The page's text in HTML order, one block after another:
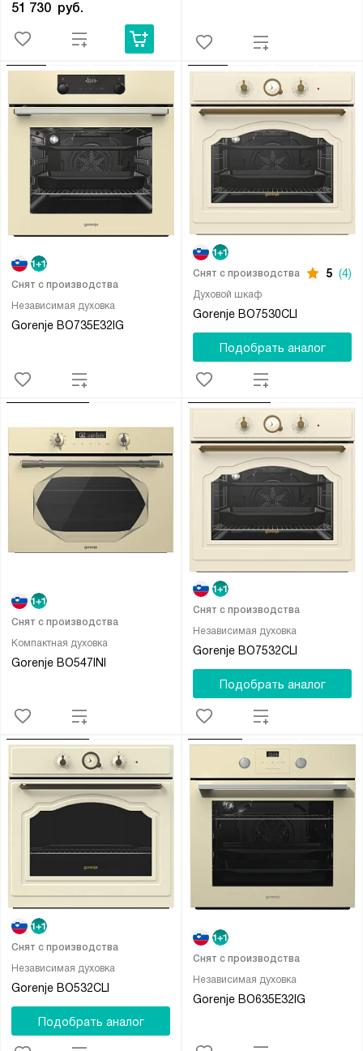
51 730 руб.
Независимая духовка
Gorenje BO735E32IG
Снят с производства
Духовой шкаф
Gorenje BO7530CLI
Снят с производства 5 (4)
Подобрать аналог
Компактная духовка
Gorenje BO547INI
Снят с производства
Независимая духовка
Gorenje BO7532CLI
Снят с производства
Подобрать аналог
Независимая духовка
Gorenje BO532CLI
Снят с производства
Подобрать аналог
Независимая духовка
Gorenje BO635E32IG
Снят с производства